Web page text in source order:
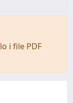
i file PDF